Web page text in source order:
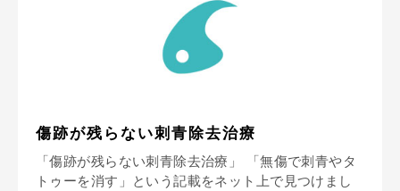
傷跡が残らない刺青除去治療
「傷跡が残らない刺青除去治療」 「無傷で刺青やタ
トゥーを消す」という記載をネット上で見つけまし